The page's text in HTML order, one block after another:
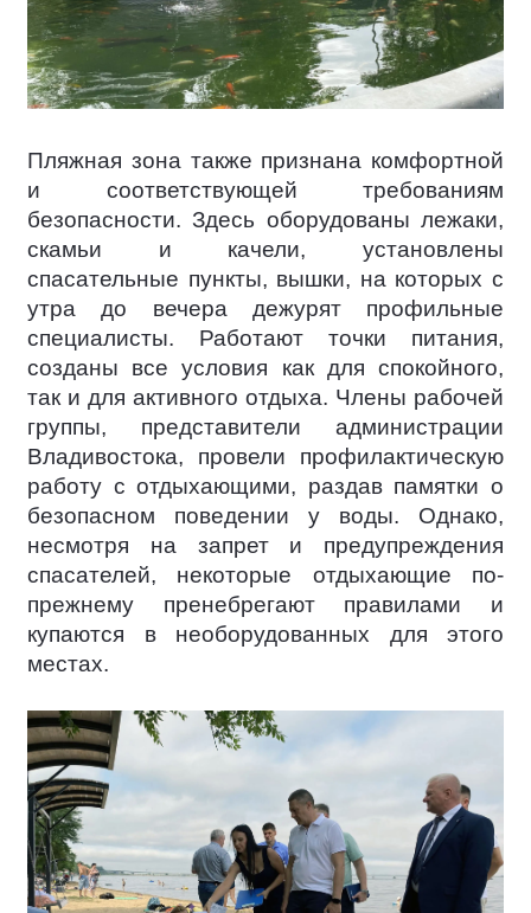
Пляжная зона также признана комфортной
и соответствующей требованиям
безопасности. Здесь оборудованы лежаки,
скамьи и качели, установлены
спасательные пункты, вышки, на которых с
утра до вечера дежурят профильные
специалисты. Работают точки питания,
созданы все условия как для спокойного,
так и для активного отдыха. Члены рабочей
группы, представители администрации
Владивостока, провели профилактическую
работу с отдыхающими, раздав памятки о
безопасном поведении у воды. Однако,
несмотря на запрет и предупреждения
спасателей, некоторые отдыхающие по-
прежнему пренебрегают правилами и
купаются в необорудованных для этого
местах.